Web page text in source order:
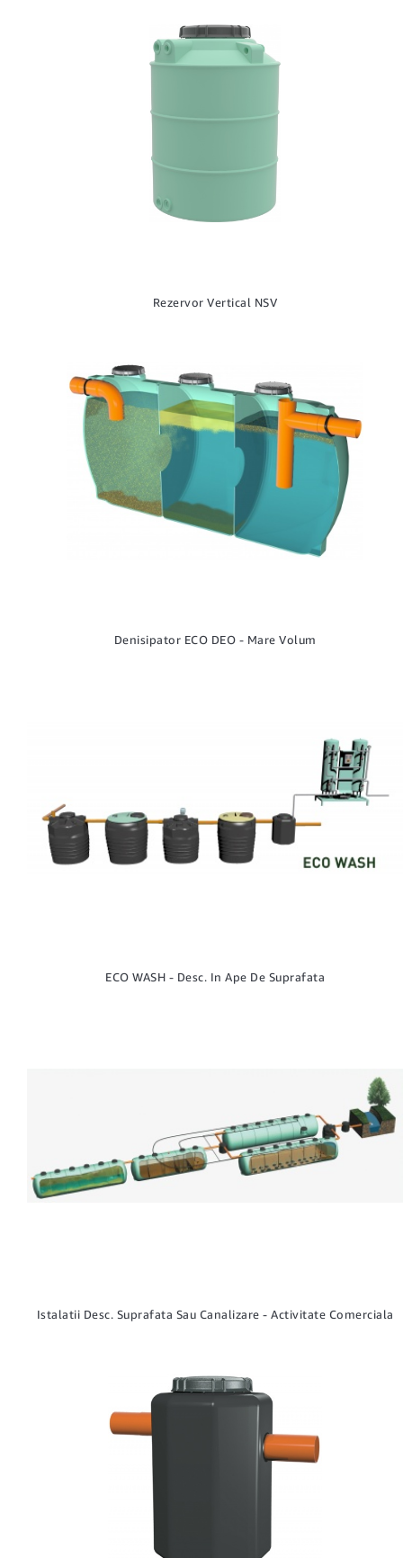
Rezervor Vertical NSV
Denisipator ECO DEO - Mare Volum
ECO WASH - Desc. In Ape De Suprafata
Istalatii Desc. Suprafata Sau Canalizare - Activitate Comerciala